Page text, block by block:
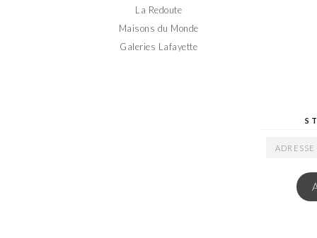
La Redoute
Maisons du Monde
Galeries Lafayette
ADRESSE